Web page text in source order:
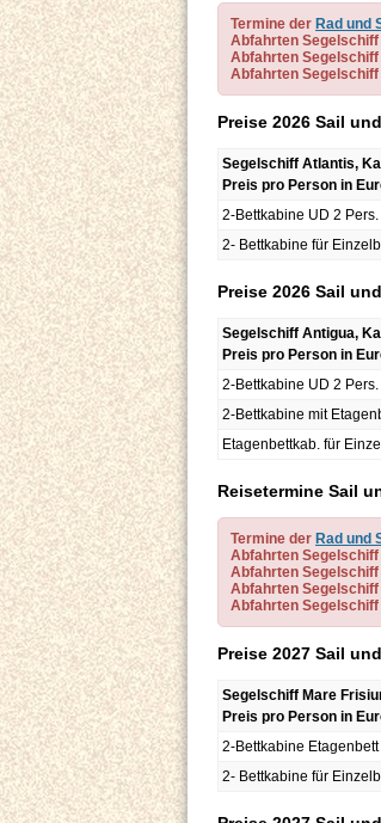
Termine der Rad und
Abfahrten Segelschiff
Abfahrten Segelschiff
Abfahrten Segelschiff
Preise 2026 Sail
Segelschiff Atlantis,
Preis pro Person in
2-Bettkabine UD 2 Pers.
2- Bettkabine für
Preise 2026 Sail
Segelschiff Antigua,
Preis pro Person in
2-Bettkabine UD 2 Pers.
2-Bettkabine mit
Etagenbettkab. für
Reisetermine Sail
Termine der Rad und
Abfahrten Segelschiff
Abfahrten Segelschiff
Abfahrten Segelschiff
Abfahrten
Preise 2027 Sail
Segelschiff Mare
Preis pro Person in
2-Bettkabine
2- Bettkabine für